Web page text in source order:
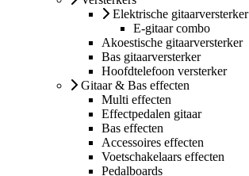
Elektrische gitaarversterker
E-gitaar combo
Akoestische gitaarversterker
Bas gitaarversterker
Hoofdtelefoon versterker
Gitaar & Bas effecten
Multi effecten
Effectpedalen gitaar
Bas effecten
Accessoires effecten
Voetschakelaars effecten
Pedalboards